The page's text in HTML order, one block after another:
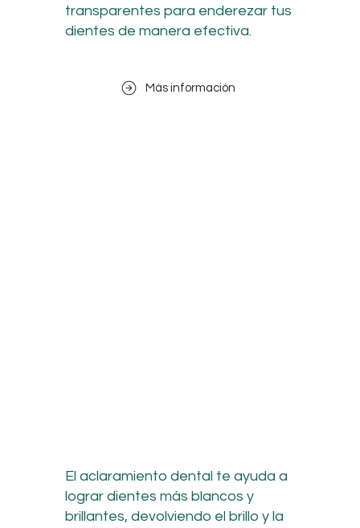
transparentes para enderezar tus
dientes de manera efectiva.
Más información
El aclaramiento dental te ayuda a
lograr dientes más blancos y
brillantes, devolviendo el brillo y la